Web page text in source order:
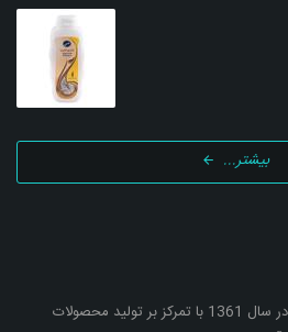
بیشتر...
شرکت ایران ناژو (سهامي خاص) در سال 1361 با تمرکز بر تولید محصولات